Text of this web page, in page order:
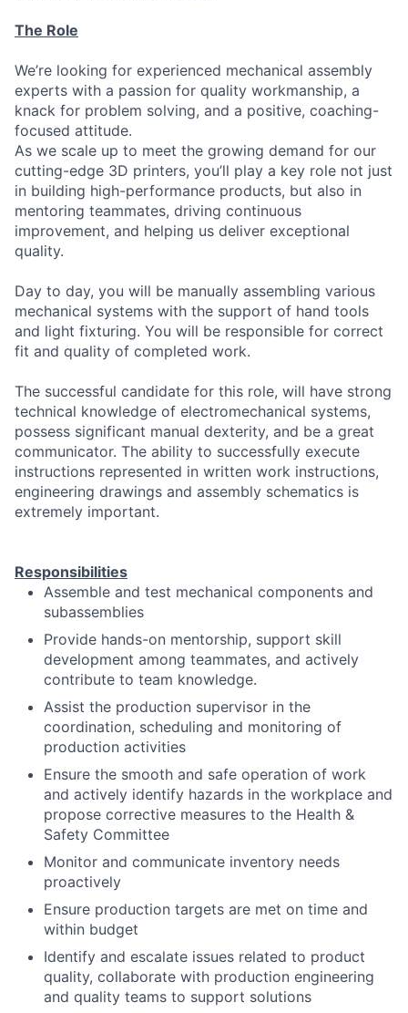
The Role
We’re looking for experienced mechanical assembly
experts with a passion for quality workmanship, a
knack for problem solving, and a positive, coaching-
focused attitude.
As we scale up to meet the growing demand for our
cutting-edge 3D printers, you’ll play a key role not just
in building high-performance products, but also in
mentoring teammates, driving continuous
improvement, and helping us deliver exceptional
quality.
Day to day, you will be manually assembling various
mechanical systems with the support of hand tools
and light fixturing. You will be responsible for correct
fit and quality of completed work.
The successful candidate for this role, will have strong
technical knowledge of electromechanical systems,
possess significant manual dexterity, and be a great
communicator. The ability to successfully execute
instructions represented in written work instructions,
engineering drawings and assembly schematics is
extremely important.
Responsibilities
Assemble and test mechanical components and
subassemblies
Provide hands-on mentorship, support skill
development among teammates, and actively
contribute to team knowledge.
Assist the production supervisor in the
coordination, scheduling and monitoring of
production activities
Ensure the smooth and safe operation of work
and actively identify hazards in the workplace and
propose corrective measures to the Health &
Safety Committee
Monitor and communicate inventory needs
proactively
Ensure production targets are met on time and
within budget
Identify and escalate issues related to product
quality, collaborate with production engineering
and quality teams to support solutions